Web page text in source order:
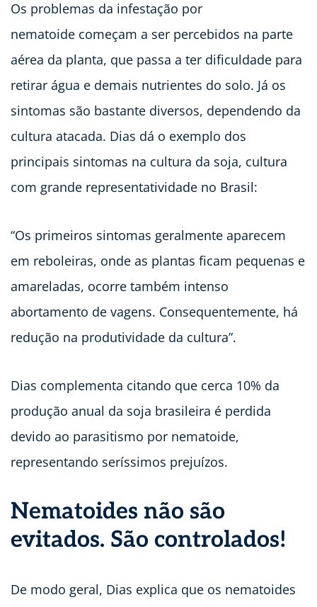
Os problemas da infestação por
nematoide começam a ser percebidos na parte
aérea da planta, que passa a ter dificuldade para
retirar água e demais nutrientes do solo. Já os
sintomas são bastante diversos, dependendo da
cultura atacada. Dias dá o exemplo dos
principais sintomas na cultura da soja, cultura
com grande representatividade no Brasil:
“Os primeiros sintomas geralmente aparecem
em reboleiras, onde as plantas ficam pequenas e
amareladas, ocorre também intenso
abortamento de vagens. Consequentemente, há
redução na produtividade da cultura”.
Dias complementa citando que cerca 10% da
produção anual da soja brasileira é perdida
devido ao parasitismo por nematoide,
representando seríssimos prejuízos.
Nematoides não são
evitados. São controlados!
De modo geral, Dias explica que os nematoides